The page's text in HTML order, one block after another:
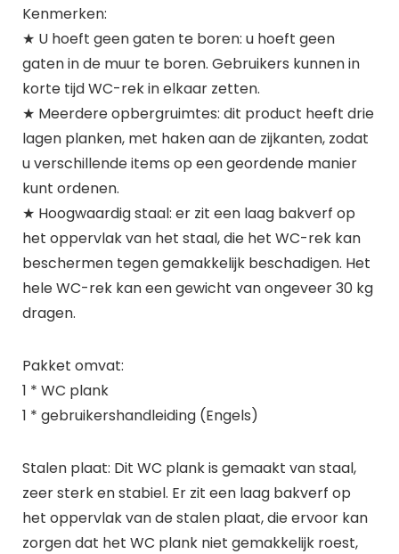
Kenmerken:
★ U hoeft geen gaten te boren: u hoeft geen
gaten in de muur te boren. Gebruikers kunnen in
korte tijd WC-rek in elkaar zetten.
★ Meerdere opbergruimtes: dit product heeft drie
lagen planken, met haken aan de zijkanten, zodat
u verschillende items op een geordende manier
kunt ordenen.
★ Hoogwaardig staal: er zit een laag bakverf op
het oppervlak van het staal, die het WC-rek kan
beschermen tegen gemakkelijk beschadigen. Het
hele WC-rek kan een gewicht van ongeveer 30 kg
dragen.
Pakket omvat:
1 * WC plank
1 * gebruikershandleiding (Engels)
Stalen plaat: Dit WC plank is gemaakt van staal,
zeer sterk en stabiel. Er zit een laag bakverf op
het oppervlak van de stalen plaat, die ervoor kan
zorgen dat het WC plank niet gemakkelijk roest,